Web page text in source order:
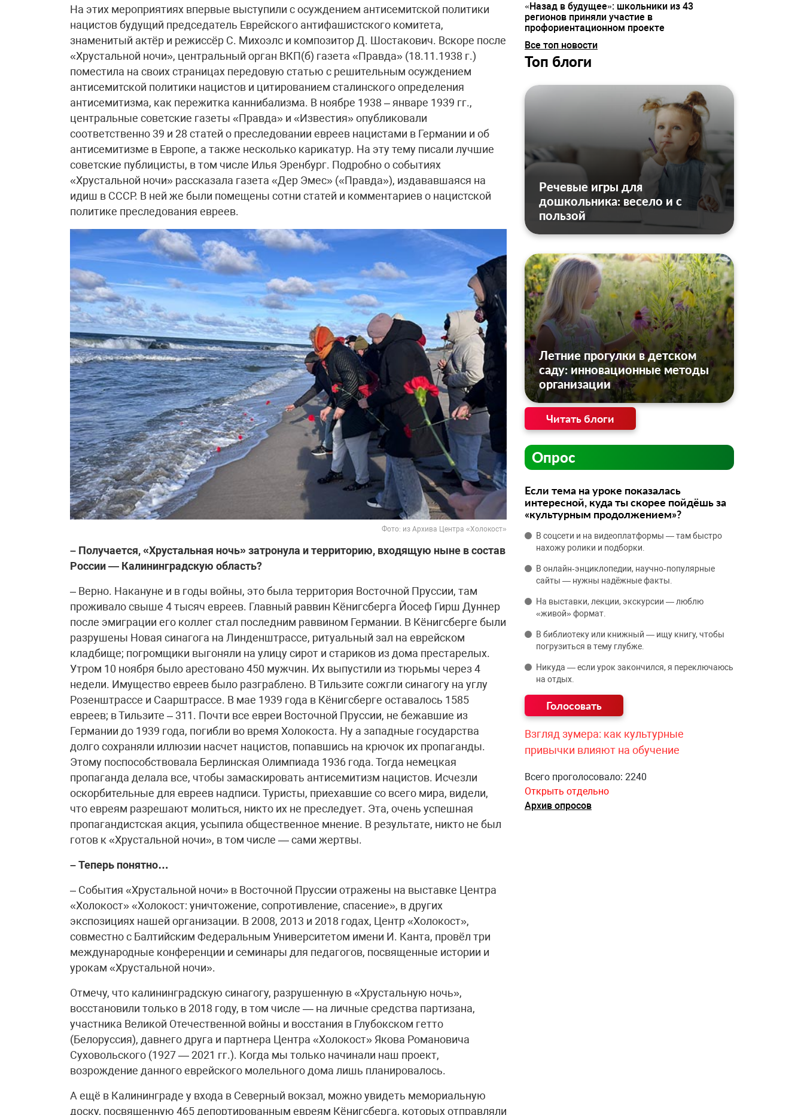
На этих мероприятиях впервые выступили с осуждением антисемитской политики
нацистов будущий председатель Еврейского антифашистского комитета,
знаменитый актёр и режиссёр С. Михоэлс и композитор Д. Шостакович. Вскоре после
«Хрустальной ночи», центральный орган ВКП(б) газета «Правда» (18.11.1938 г.)
поместила на своих страницах передовую статью с решительным осуждением
антисемитской политики нацистов и цитированием сталинского определения
антисемитизма, как пережитка каннибализма. В ноябре 1938 – январе 1939 гг.,
центральные советские газеты «Правда» и «Известия» опубликовали
соответственно 39 и 28 статей о преследовании евреев нацистами в Германии и об
антисемитизме в Европе, а также несколько карикатур. На эту тему писали лучшие
советские публицисты, в том числе Илья Эренбург. Подробно о событиях
«Хрустальной ночи» рассказала газета «Дер Эмес» («Правда»), издававшаяся на
идиш в СССР. В ней же были помещены сотни статей и комментариев о нацистской
политике преследования евреев.
Фото: из Архива Центра «Холокост»
– Получается, «Хрустальная ночь» затронула и территорию, входящую ныне в состав
России — Калининградскую область?
– Верно. Накануне и в годы войны, это была территория Восточной Пруссии, там
проживало свыше 4 тысяч евреев. Главный раввин Кёнигсберга Йосеф Гирш Дуннер
после эмиграции его коллег стал последним раввином Германии. В Кёнигсберге были
разрушены Новая синагога на Линденштрассе, ритуальный зал на еврейском
кладбище; погромщики выгоняли на улицу сирот и стариков из дома престарелых.
Утром 10 ноября было арестовано 450 мужчин. Их выпустили из тюрьмы через 4
недели. Имущество евреев было разграблено. В Тильзите сожгли синагогу на углу
Розенштрассе и Саарштрассе. В мае 1939 года в Кёнигсберге оставалось 1585
евреев; в Тильзите – 311. Почти все евреи Восточной Пруссии, не бежавшие из
Германии до 1939 года, погибли во время Холокоста. Ну а западные государства
долго сохраняли иллюзии насчет нацистов, попавшись на крючок их пропаганды.
Этому поспособствовала Берлинская Олимпиада 1936 года. Тогда немецкая
пропаганда делала все, чтобы замаскировать антисемитизм нацистов. Исчезли
оскорбительные для евреев надписи. Туристы, приехавшие со всего мира, видели,
что евреям разрешают молиться, никто их не преследует. Эта, очень успешная
пропагандистская акция, усыпила общественное мнение. В результате, никто не был
готов к «Хрустальной ночи», в том числе — сами жертвы.
– Теперь понятно…
– События «Хрустальной ночи» в Восточной Пруссии отражены на выставке Центра
«Холокост» «Холокост: уничтожение, сопротивление, спасение», в других
экспозициях нашей организации. В 2008, 2013 и 2018 годах, Центр «Холокост»,
совместно с Балтийским Федеральным Университетом имени И. Канта, провёл три
международные конференции и семинары для педагогов, посвященные истории и
урокам «Хрустальной ночи».
Отмечу, что калининградскую синагогу, разрушенную в «Хрустальную ночь»,
восстановили только в 2018 году, в том числе — на личные средства партизана,
участника Великой Отечественной войны и восстания в Глубокском гетто
(Белоруссия), давнего друга и партнера Центра «Холокост» Якова Романовича
Суховольского (1927 — 2021 гг.). Когда мы только начинали наш проект,
возрождение данного еврейского молельного дома лишь планировалось.
А ещё в Калининграде у входа в Северный вокзал, можно увидеть мемориальную
доску, посвященную 465 депортированным евреям Кёнигсберга, которых отправляли
«Назад в будущее»: школьники из 43
регионов приняли участие в
профориентационном проекте
Все топ новости
Топ блоги
Речевые игры для
дошкольника: весело и с
пользой
Летние прогулки в детском
саду: инновационные методы
организации
Читать блоги
Опрос
Если тема на уроке показалась
интересной, куда ты скорее пойдёшь за
«культурным продолжением»?
В соцсети и на видеоплатформы — там быстро
нахожу ролики и подборки.
В онлайн‑энциклопедии, научно‑популярные
сайты — нужны надёжные факты.
На выставки, лекции, экскурсии — люблю
«живой» формат.
В библиотеку или книжный — ищу книгу, чтобы
погрузиться в тему глубже.
Никуда — если урок закончился, я переключаюсь
на отдых.
Взгляд зумера: как культурные
привычки влияют на обучение
Всего проголосовало: 2240
Открыть отдельно
Архив опросов